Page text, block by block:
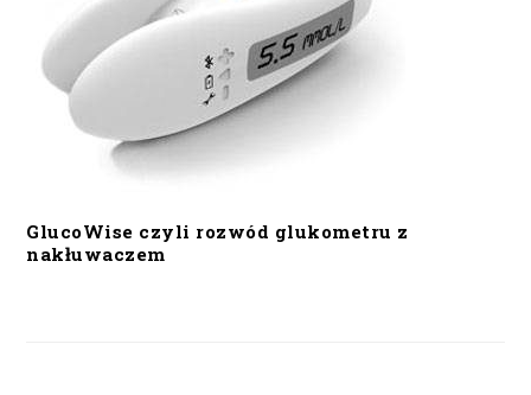
GlucoWise czyli rozwód glukometru z
nakłuwaczem